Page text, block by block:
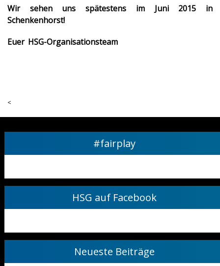
Wir sehen uns spätestens im Juni 2015 in
Schenkenhorst!
Euer HSG-Organisationsteam
<
#fairplay
HSG auf Facebook
Neueste Beiträge